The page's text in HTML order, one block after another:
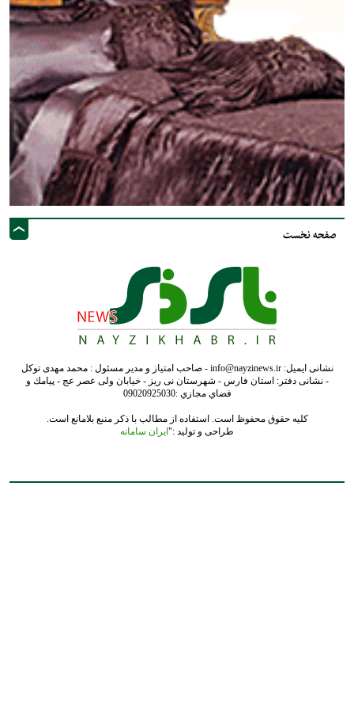
صفحه نخست
نشانی ایمیل: info@nayzinews.ir - صاحب امتیاز و مدیر مسئول : محمد مهدی توکل
- نشانی دفتر: استان فارس - شهرستان نی ریز - خیابان ولی عصر عج - پيامك و
فضاي مجازي :09020925030
کلیه حقوق محفوظ است. استفاده از مطالب با ذکر منبع بلامانع است.
طراحی و تولید :"ایران سامانه